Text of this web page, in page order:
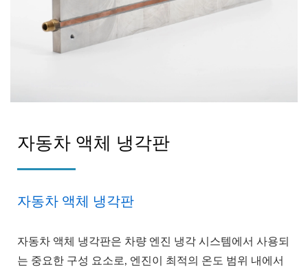
자동차 액체 냉각판
자동차 액체 냉각판
자동차 액체 냉각판은 차량 엔진 냉각 시스템에서 사용되
는 중요한 구성 요소로, 엔진이 최적의 온도 범위 내에서